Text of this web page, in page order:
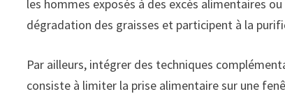
les hommes exposés à des excès alimentaires
dégradation des graisses et participent à la
Par ailleurs, intégrer des techniques
consiste à limiter la prise alimentaire sur une